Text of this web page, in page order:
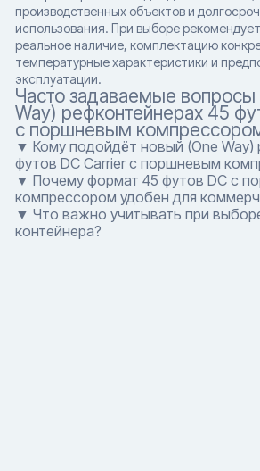
производственных объектов и
использования. При выборе
реальное наличие, комплектацию
температурные характеристики и
эксплуатации.
Часто задаваемые
Way) рефконтейнерах 45
с поршневым
▼ Кому подойдёт новый (One Way)
футов DC Carrier с поршневым
▼ Почему формат 45 футов DC с
компрессором удобен для
▼ Что важно учитывать при
контейнера?